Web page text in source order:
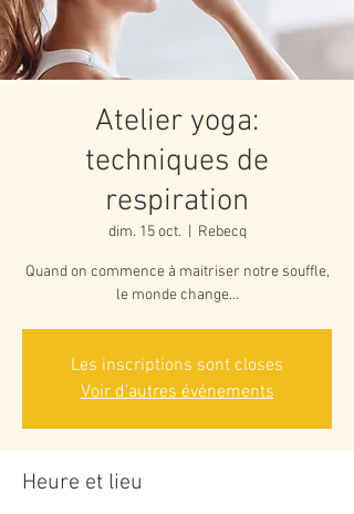
Atelier yoga:
techniques de
respiration
dim. 15 oct. Rebecq
Quand on commence à maitriser notre souffle,
le monde change...
Les inscriptions sont closes
Voir d'autres événements
Heure et lieu